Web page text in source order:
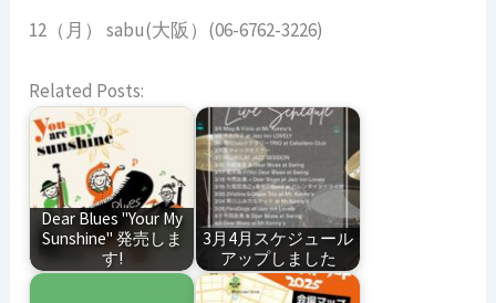
12（月） sabu(大阪）(06-6762-3226)
Related Posts:
Dear Blues "Your My
Sunshine" 発売しま
す!
3月4月スケジュール
アップしました